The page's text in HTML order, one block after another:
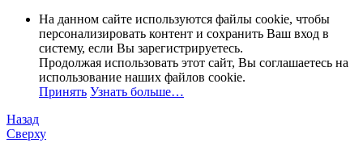
На данном сайте используются файлы cookie, чтобы
персонализировать контент и сохранить Ваш вход в
систему, если Вы зарегистрируетесь.
Продолжая использовать этот сайт, Вы соглашаетесь на
использование наших файлов cookie.
Принять Узнать больше…
Назад
Сверху